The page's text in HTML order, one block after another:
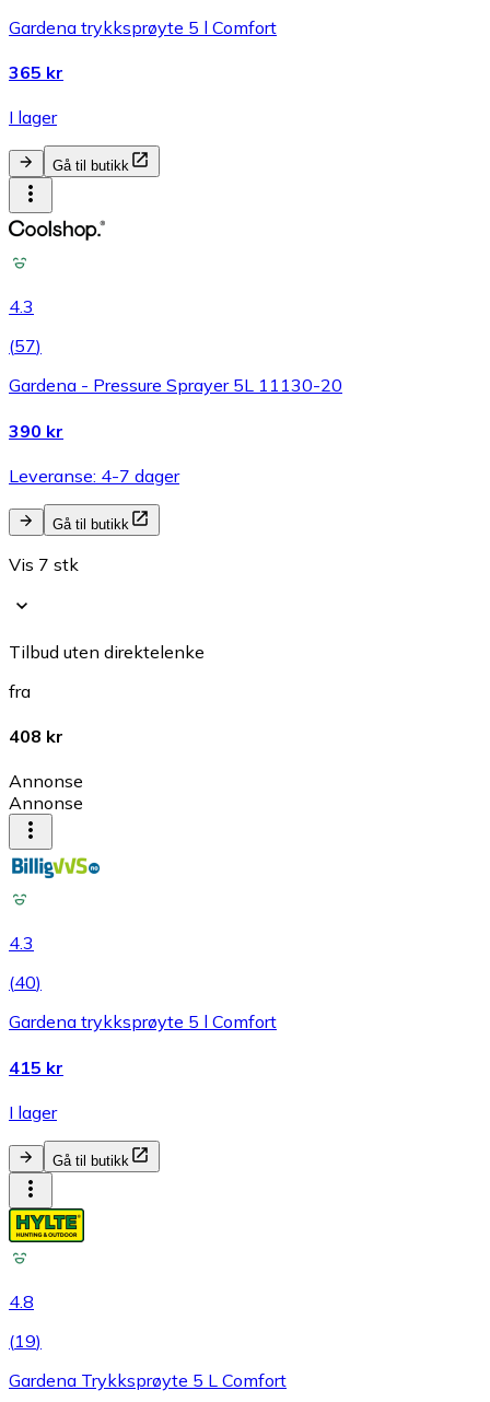
Gardena trykksprøyte 5 l Comfort
365 kr
I lager
Gå til butikk
4.3
(57)
Gardena - Pressure Sprayer 5L 11130-20
390 kr
Leveranse: 4-7 dager
Gå til butikk
Vis 7 stk
Tilbud uten direktelenke
fra
408 kr
Annonse
Annonse
4.3
(40)
Gardena trykksprøyte 5 l Comfort
415 kr
I lager
Gå til butikk
4.8
(19)
Gardena Trykksprøyte 5 L Comfort